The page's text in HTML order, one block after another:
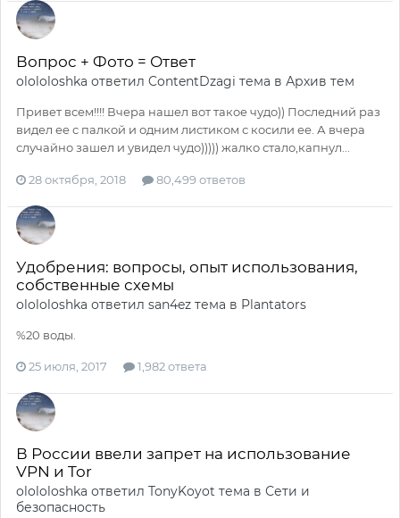
Вопрос + Фото = Ответ
olololoshka ответил ContentDzagi тема в Архив тем
Привет всем!!!! Вчера нашел вот такое чудо)) Последний раз
видел ее с палкой и одним листиком с косили ее. А вчера
случайно зашел и увидел чудо))))) жалко стало,капнул...
28 октября, 2018 80,499 ответов
Удобрения: вопросы, опыт использования,
собственные схемы
olololoshka ответил san4ez тема в Plantators
%20 воды.
25 июля, 2017 1,982 ответа
В России ввели запрет на использование
VPN и Tor
olololoshka ответил TonyKoyot тема в Сети и
безопасность